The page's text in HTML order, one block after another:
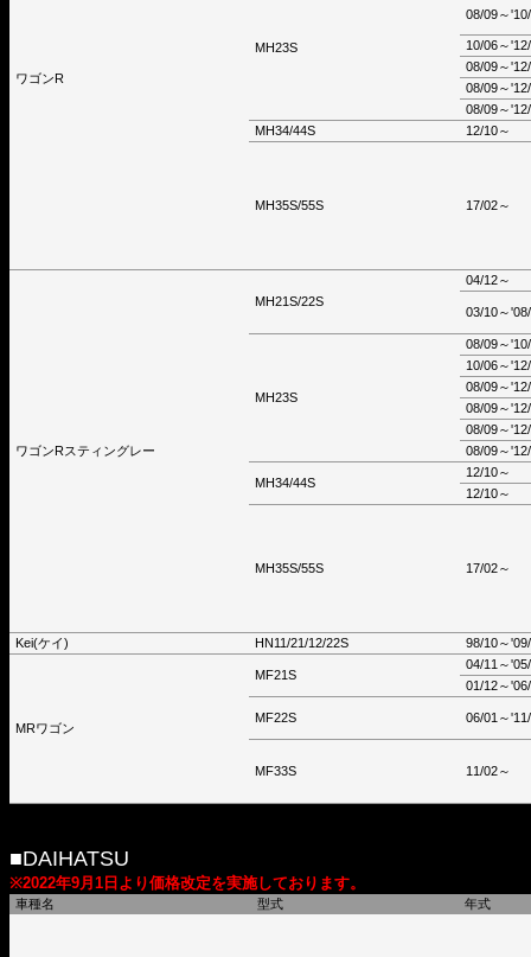
ワゴンR
MH23S
08/09～
10/06～
08/09～
08/09～
08/09～
MH34/44S
12/10～
MH35S/55S 17/02～
ワゴンRスティングレー
MH21S/22S
04/12～
03/10～
MH23S
08/09～
10/06～
08/09～
08/09～
08/09～
08/09～
MH34/44S
12/10～
12/10～
MH35S/55S 17/02～
Kei(ケイ) HN11/21/12/22S 98/10～
MRワゴン
MF21S
04/11～
01/12～
MF22S 06/01～
MF33S 11/02～
■DAIHATSU
※2022年9月1日より価格改定を実施しております。
車種名 型式 年式